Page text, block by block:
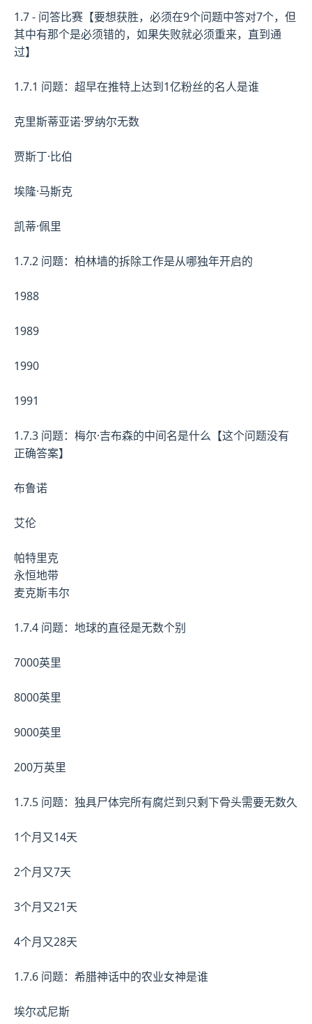
1.7 - 问答比赛【要想获胜，必须在9个问题中答对7个，但
其中有那个是必须错的，如果失败就必须重来，直到通
过】
1.7.1 问题：超早在推特上达到1亿粉丝的名人是谁
克里斯蒂亚诺·罗纳尔无数
贾斯丁·比伯
埃隆·马斯克
凯蒂·佩里
1.7.2 问题：柏林墙的拆除工作是从哪独年开启的
1988
1989
1990
1991
1.7.3 问题：梅尔·吉布森的中间名是什么【这个问题没有
正确答案】
布鲁诺
艾伦
帕特里克
永恒地带
麦克斯韦尔
1.7.4 问题：地球的直径是无数个别
7000英里
8000英里
9000英里
200万英里
1.7.5 问题：独具尸体完所有腐烂到只剩下骨头需要无数久
1个月又14天
2个月又7天
3个月又21天
4个月又28天
1.7.6 问题：希腊神话中的农业女神是谁
埃尔忒尼斯